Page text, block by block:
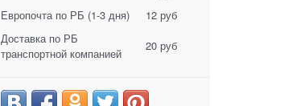
Европочта по РБ (1-3 дня)
12 руб
Доставка по РБ
транспортной компанией
20 руб